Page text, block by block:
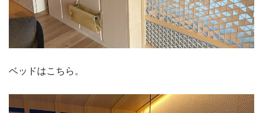
ベッドはこちら。